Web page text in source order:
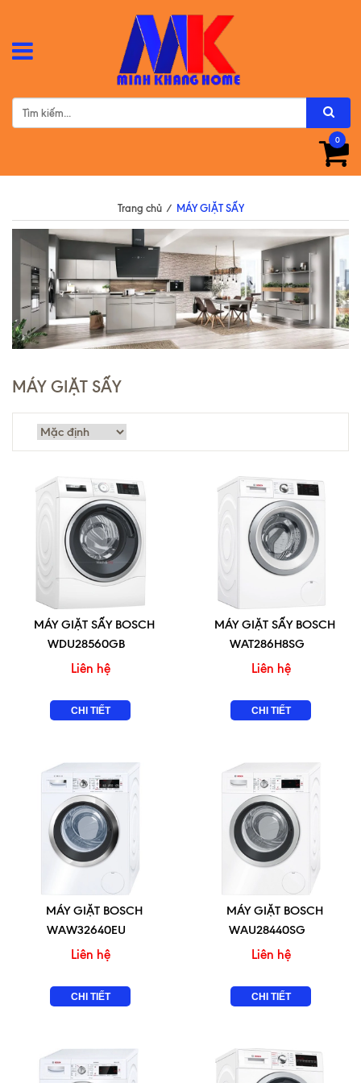
0
Trang chủ / MÁY GIẶT SẤY
MÁY GIẶT SẤY
MÁY GIẶT SẤY BOSCH
WDU28560GB
Liên hệ
CHI TIẾT
MÁY GIẶT SẤY BOSCH
WAT286H8SG
Liên hệ
CHI TIẾT
MÁY GIẶT BOSCH
WAW32640EU
Liên hệ
CHI TIẾT
MÁY GIẶT BOSCH
WAU28440SG
Liên hệ
CHI TIẾT